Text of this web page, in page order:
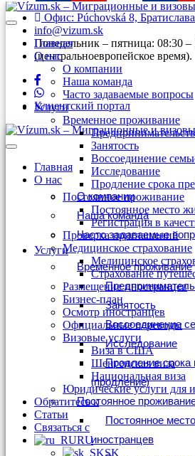
Перейти
содержимому
Офис: Púchovská 8, Братислава
info@vizum.sk
Понедельник – пятница: 08:30 –
(центральноевропейское время).
Клиентский портал
Главная
О нас
О компании
Наша команда
Часто задаваемые
Услуги
Временное проживание
Занятость
Воссоединение
Исследование
Продление срока
(продление)
Постоянное
Постоянное
иностранцев
Главная
О нас
О компании
Наша команда
Часто задаваемые вопросы
Услуги
Временное проживание
Занятость
Воссоединение
Исследование
Продление срока
Постоянное проживание
Постоянное место
Регистрация в
Проверка приглашений
Медицинское страхование
Медицинское
Страхование
Размещение иностранцев
Бизнес-план
Осмотр иностранцев
Официальные переводы
Визовые услуги
Виза в США
Шенгенская виза
Национальная виза
Юридические услуги для
Обратитесь к
Статьи
Связаться с
RU
SK